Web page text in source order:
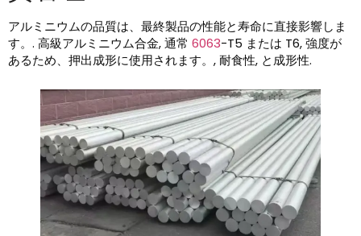
アルミニウムの品質は、最終製品の性能と寿命に直接影響しま
す。. 高級アルミニウム合金, 通常 6063-T5 または T6, 強度が
あるため、押出成形に使用されます。, 耐食性, と成形性.